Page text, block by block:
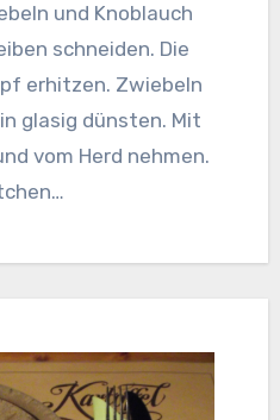
schneiden. Die
erhitzen. Zwiebeln
glasig dünsten. Mit
vom Herd nehmen.